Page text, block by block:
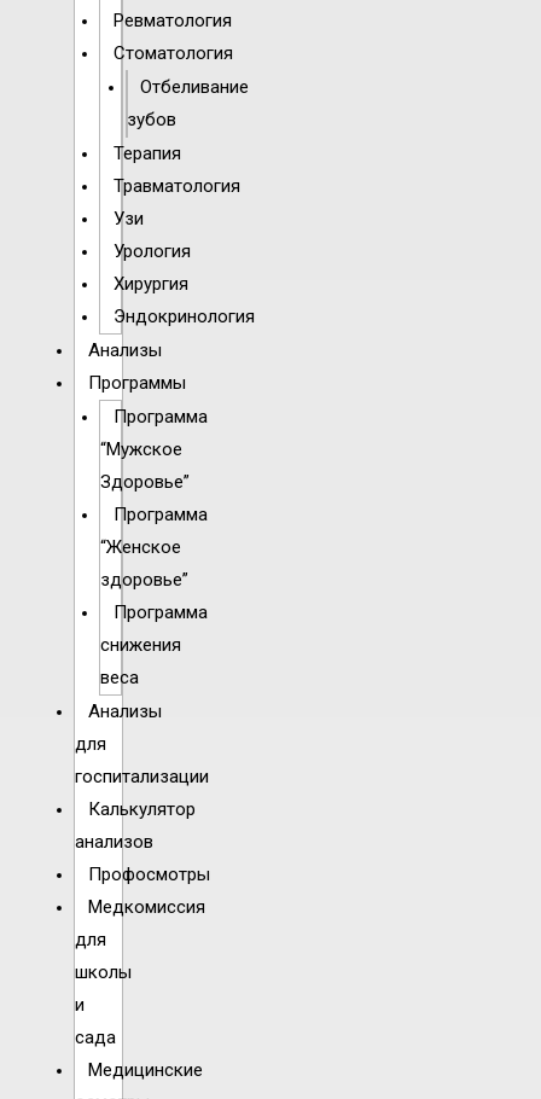
Ревматология
Стоматология
Отбеливание
зубов
Терапия
Травматология
Узи
Урология
Хирургия
Эндокринология
Анализы
Программы
Программа
“Мужское
Здоровье”
Программа
“Женское
здоровье”
Программа
снижения
веса
Анализы
для
госпитализации
Калькулятор
анализов
Профосмотры
Медкомиссия
для
школы
и
сада
Медицинские